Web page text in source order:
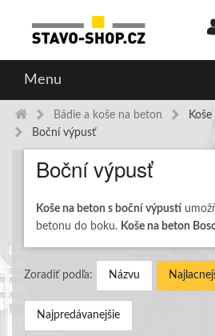
Menu
Bádie a koše na beton
Boční výpusť
Boční výpusť
Koše na beton s boční výpustí
betonu do boku. Koše na beton
Zoradiť podľa: Názvu
Najpredávanejšie